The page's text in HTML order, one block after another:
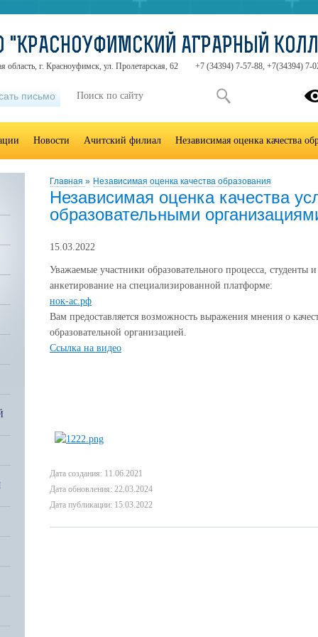
Главная » Независимая оценка качества образования
Независимая оценка качества
образовательными
15.03.2022
Уважаемые участники образовательного процесса, студенты
анкетирование на специализированной платформе:
нок-ас.рф
Вам предоставляется возможность выражения мнения о
образовательной организацией.
Ccылка на видео
Дата создания: 11.06.2021
Дата обновления: 22.03.2024
Дата публикации: 15.03.2022
"КРАСНОУФИМСКИЙ АГРАРНЫЙ
область, г. Красноуфимск, ул. Пролетарская, 62 +7 (34394) 7-57-88, +7(34394) 7-
письмо
Новости Ачитский филиал Независимая оценка качества